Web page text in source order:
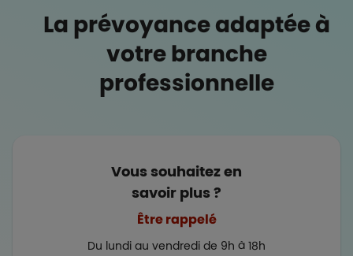
La prévoyance adaptée à
votre branche
professionnelle
Vous souhaitez en
savoir plus ?
Être rappelé
Du lundi au vendredi de 9h à 18h